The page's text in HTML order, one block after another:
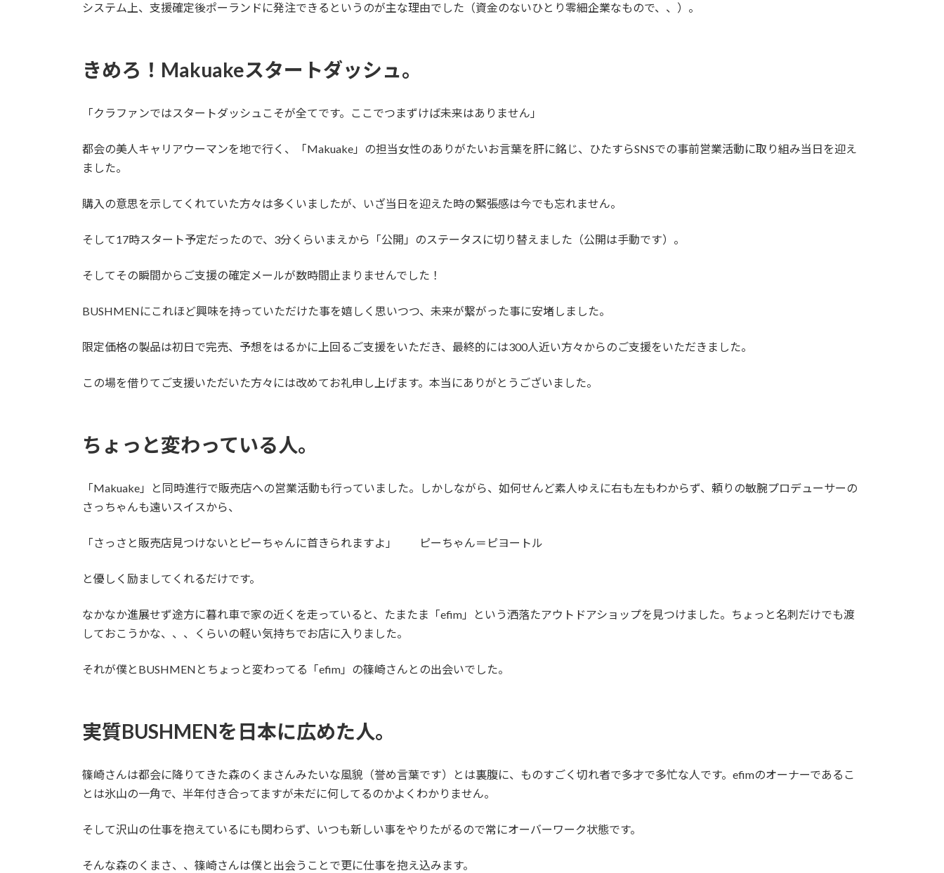
システム上、支援確定後ポーランドに発注できるというのが主な理由でした（資金のないひとり零細企業なもので、、）。
きめろ！Makuakeスタートダッシュ。
「クラファンではスタートダッシュこそが全てです。ここでつまずけば未来はありません」
都会の美人キャリアウーマンを地で行く、「Makuake」の担当女性のありがたいお言葉を肝に銘じ、ひたすらSNSでの事前営業活動に取り組み当日を迎え
ました。
購入の意思を示してくれていた方々は多くいましたが、いざ当日を迎えた時の緊張感は今でも忘れません。
そして17時スタート予定だったので、3分くらいまえから「公開」のステータスに切り替えました（公開は手動です）。
そしてその瞬間からご支援の確定メールが数時間止まりませんでした！
BUSHMENにこれほど興味を持っていただけた事を嬉しく思いつつ、未来が繋がった事に安堵しました。
限定価格の製品は初日で完売、予想をはるかに上回るご支援をいただき、最終的には300人近い方々からのご支援をいただきました。
この場を借りてご支援いただいた方々には改めてお礼申し上げます。本当にありがとうございました。
ちょっと変わっている人。
「Makuake」と同時進行で販売店への営業活動も行っていました。しかしながら、如何せんど素人ゆえに右も左もわからず、頼りの敏腕プロデューサーの
さっちゃんも遠いスイスから、
「さっさと販売店見つけないとピーちゃんに首きられますよ」 ピーちゃん＝ピヨートル
と優しく励ましてくれるだけです。
なかなか進展せず途方に暮れ車で家の近くを走っていると、たまたま「efim」という洒落たアウトドアショップを見つけました。ちょっと名刺だけでも渡
しておこうかな、、、くらいの軽い気持ちでお店に入りました。
それが僕とBUSHMENとちょっと変わってる「efim」の篠崎さんとの出会いでした。
実質BUSHMENを日本に広めた人。
篠崎さんは都会に降りてきた森のくまさんみたいな風貌（誉め言葉です）とは裏腹に、ものすごく切れ者で多才で多忙な人です。efimのオーナーであるこ
とは氷山の一角で、半年付き合ってますが未だに何してるのかよくわかりません。
そして沢山の仕事を抱えているにも関わらず、いつも新しい事をやりたがるので常にオーバーワーク状態です。
そんな森のくまさ、、篠崎さんは僕と出会うことで更に仕事を抱え込みます。